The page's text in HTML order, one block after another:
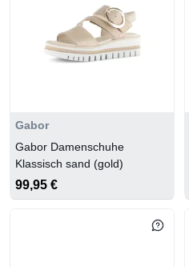
Gabor
Gabor Damenschuhe
Klassisch sand (gold)
99,95 €